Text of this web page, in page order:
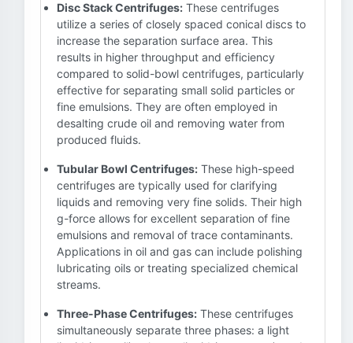
Disc Stack Centrifuges: These centrifuges
utilize a series of closely spaced conical discs to
increase the separation surface area. This
results in higher throughput and efficiency
compared to solid-bowl centrifuges, particularly
effective for separating small solid particles or
fine emulsions. They are often employed in
desalting crude oil and removing water from
produced fluids.
Tubular Bowl Centrifuges: These high-speed
centrifuges are typically used for clarifying
liquids and removing very fine solids. Their high
g-force allows for excellent separation of fine
emulsions and removal of trace contaminants.
Applications in oil and gas can include polishing
lubricating oils or treating specialized chemical
streams.
Three-Phase Centrifuges: These centrifuges
simultaneously separate three phases: a light